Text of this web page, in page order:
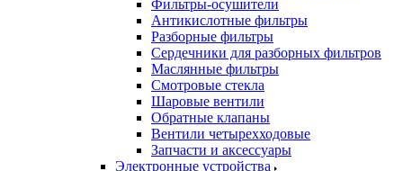
Фильтры-осушители
Антикислотные фильтры
Разборные фильтры
Сердечники для разборных фильтров
Маслянные фильтры
Смотровые стекла
Шаровые вентили
Обратные клапаны
Вентили четырехходовые
Запчасти и аксессуары
Электронные устройства